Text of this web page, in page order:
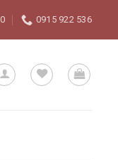
0915 922 536